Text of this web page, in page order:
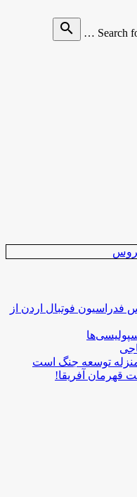
Search
search
فدراسیون فوتبال اردن از
منزله توسعه جنگ است